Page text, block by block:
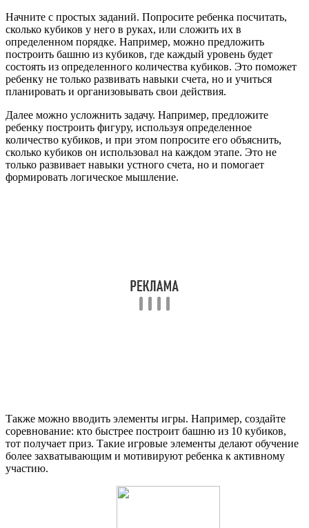
Начните с простых заданий. Попросите ребенка посчитать,
сколько кубиков у него в руках, или сложить их в
определенном порядке. Например, можно предложить
построить башню из кубиков, где каждый уровень будет
состоять из определенного количества кубиков. Это поможет
ребенку не только развивать навыки счета, но и учиться
планировать и организовывать свои действия.
Далее можно усложнить задачу. Например, предложите
ребенку построить фигуру, используя определенное
количество кубиков, и при этом попросите его объяснить,
сколько кубиков он использовал на каждом этапе. Это не
только развивает навыки устного счета, но и помогает
формировать логическое мышление.
Также можно вводить элементы игры. Например, создайте
соревнование: кто быстрее построит башню из 10 кубиков,
тот получает приз. Такие игровые элементы делают обучение
более захватывающим и мотивируют ребенка к активному
участию.